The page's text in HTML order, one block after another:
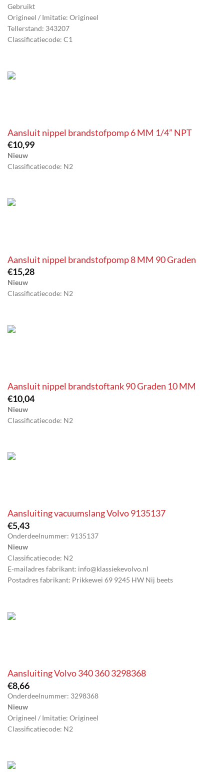
Gebruikt
Origineel / Imitatie: Origineel
Tellerstand: 343207
Classificatiecode: C1
Aansluit nippel brandstofpomp 6 MM 1/4” NPT
€10,99
Nieuw
Classificatiecode: N2
Aansluit nippel brandstofpomp 8 MM 90 Graden
€15,28
Nieuw
Classificatiecode: N2
Aansluit nippel brandstoftank 90 Graden 10 MM
€10,04
Nieuw
Classificatiecode: N2
Aansluiting vacuumslang Volvo 9135137
€5,43
Onderdeelnummer: 9135137
Nieuw
Classificatiecode: N2
E-mailadres fabrikant: info@klassiekevolvo.nl
Postadres fabrikant: Prikkewei 69 9245 HW Nij beets
Aansluiting Volvo 340 360 3298368
€8,66
Onderdeelnummer: 3298368
Nieuw
Origineel / Imitatie: Origineel
Classificatiecode: N2